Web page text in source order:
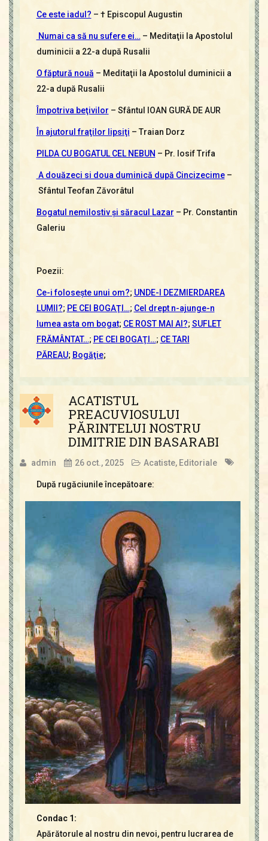
Ce este iadul? – † Episcopul Augustin
Numai ca să nu sufere ei… – Meditaţii la Apostolul
duminicii a 22-a după Rusalii
O făptură nouă – Meditaţii la Apostolul duminicii a
22-a după Rusalii
Împotriva beţivilor – Sfântul IOAN GURĂ DE AUR
În ajutorul fraţilor lipsiţi – Traian Dorz
PILDA CU BOGATUL CEL NEBUN – Pr. Iosif Trifa
A douăzeci si doua duminică după Cincizecime–
Sfântul Teofan Zăvorâtul
Bogatul nemilostiv şi săracul Lazar – Pr. Constantin
Galeriu
Poezii:
Ce-i foloseşte unui om?; UNDE-I DEZMIERDAREA
LUMII?; PE CEI BOGAŢI…; Cel drept n-ajunge-n
lumea asta om bogat; CE ROST MAI AI?; SUFLET
FRĂMÂNTAT…; PE CEI BOGAŢI…; CE TARI
PĂREAU; Bogăţie;
ACATISTUL
PREACUVIOSULUI
PĂRINTELUI NOSTRU
DIMITRIE DIN BASARABI
admin 26 oct., 2025 Acatiste, Editoriale
După rugăciunile începătoare:
Condac 1:
Apărătorule al nostru din nevoi, pentru lucrarea de